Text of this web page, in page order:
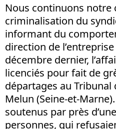
Nous continuons notre
criminalisation du
informant du
direction de
décembre dernier,
licenciés pour fait de
départages au Tribunal
Melun (Seine-et-
soutenus par près
personnes, qui